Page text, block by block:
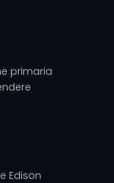
primaria
Edison